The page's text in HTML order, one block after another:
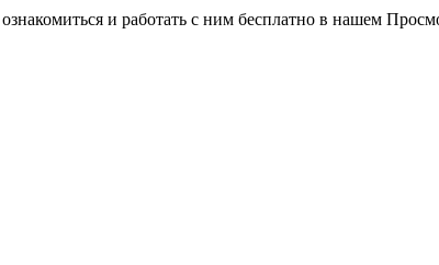
и работать с ним бесплатно в нашем